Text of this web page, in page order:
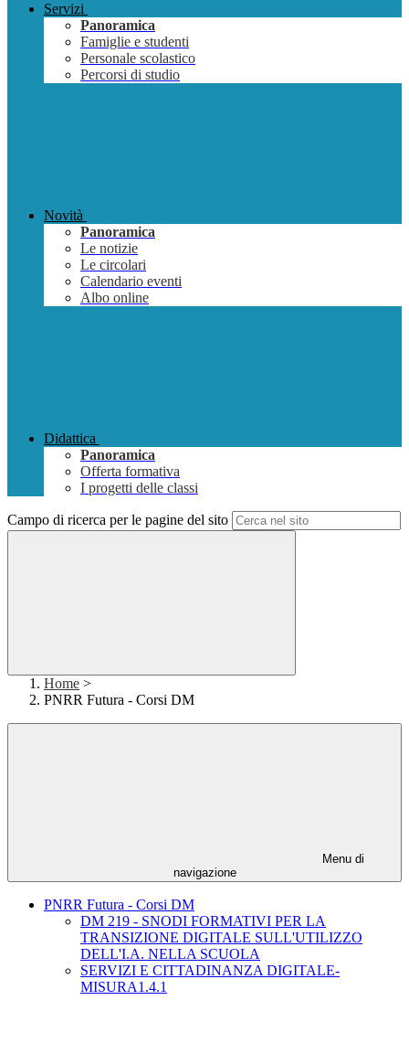
Servizi
Panoramica
Famiglie e studenti
Personale scolastico
Percorsi di studio
Novità
Panoramica
Le notizie
Le circolari
Calendario eventi
Albo online
Didattica
Panoramica
Offerta formativa
I progetti delle classi
Campo di ricerca per le pagine del sito
Home >
PNRR Futura - Corsi DM
Menu di
navigazione
PNRR Futura - Corsi DM
DM 219 - SNODI FORMATIVI PER LA
TRANSIZIONE DIGITALE SULL'UTILIZZO
DELL'I.A. NELLA SCUOLA
SERVIZI E CITTADINANZA DIGITALE-
MISURA1.4.1